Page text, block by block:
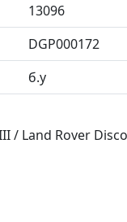
13096
DGP000172
б.у
/ Land Rover